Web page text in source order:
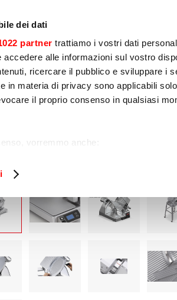
dei dati
partner trattiamo i vostri dati
accedere alle informazioni sul vostro
ricercare il pubblico e sviluppare i
in materia di privacy sono applicabili
il proprio consenso in qualsiasi
vorremmo anche:
il tuo dispositivo, scansionandolo
qualsiasi momento dalla Dichiarazione
per garantire che l’utente possa
social media e per analizzare il nostro
partner che si occupano di analisi dei
ha fornito loro o che hanno raccolto dal
Preparazione
Alimenti